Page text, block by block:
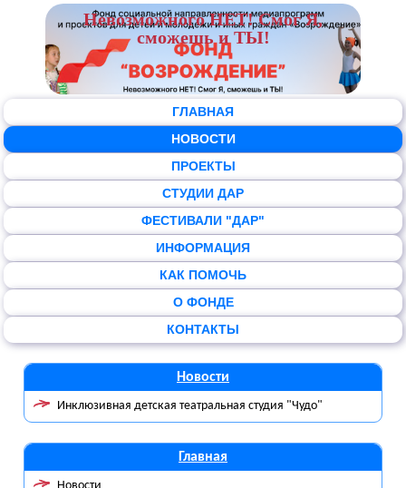
Невозможного НЕТ! Смог Я,
сможешь и ТЫ!
ГЛАВНАЯ
НОВОСТИ
ПРОЕКТЫ
СТУДИИ ДАР
ФЕСТИВАЛИ "ДАР"
ИНФОРМАЦИЯ
КАК ПОМОЧЬ
О ФОНДЕ
КОНТАКТЫ
Новости
Инклюзивная детская театральная студия "Чудо"
Главная